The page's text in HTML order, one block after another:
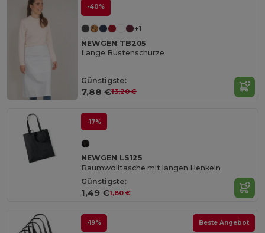
-40%
+1
NEWGEN TB205
Lange Büstenschürze
Günstigste:
7,88 €13,20 €
-17%
NEWGEN LS125
Baumwolltasche mit langen Henkeln
Günstigste:
1,49 €1,80 €
-19% Beste Angebot